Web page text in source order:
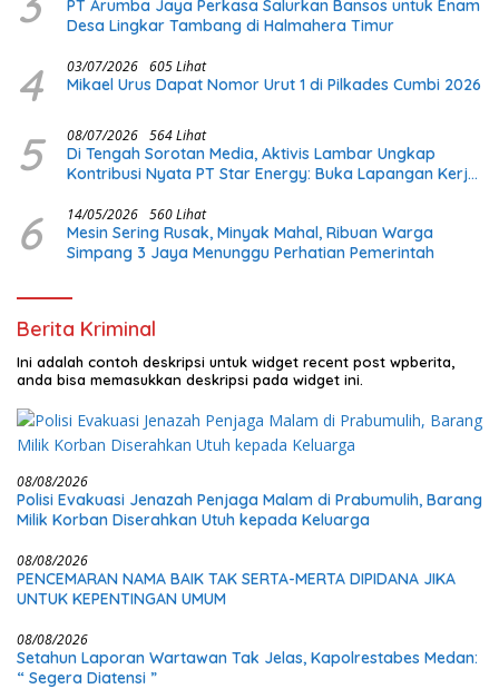
PT Arumba Jaya Perkasa Salurkan Bansos untuk Enam
Desa Lingkar Tambang di Halmahera Timur
4 03/07/2026 605 Lihat
Mikael Urus Dapat Nomor Urut 1 di Pilkades Cumbi 2026
5 08/07/2026 564 Lihat
Di Tengah Sorotan Media, Aktivis Lambar Ungkap
Kontribusi Nyata PT Star Energy: Buka Lapangan Kerja
6 14/05/2026 560 Lihat
Mesin Sering Rusak, Minyak Mahal, Ribuan Warga
Simpang 3 Jaya Menunggu Perhatian Pemerintah
Berita Kriminal
Ini adalah contoh deskripsi untuk widget recent post wpberita,
anda bisa memasukkan deskripsi pada widget ini.
08/08/2026
Polisi Evakuasi Jenazah Penjaga Malam di Prabumulih, Barang
Milik Korban Diserahkan Utuh kepada Keluarga
08/08/2026
PENCEMARAN NAMA BAIK TAK SERTA-MERTA DIPIDANA JIKA
UNTUK KEPENTINGAN UMUM
08/08/2026
Setahun Laporan Wartawan Tak Jelas, Kapolrestabes Medan:
“ Segera Diatensi ”